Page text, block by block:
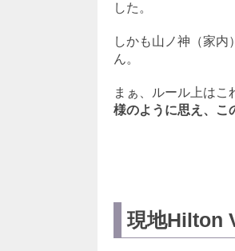
した。
しかも山ノ神（家
ん。
まぁ、ルール上はこ
様のように思え、こ
現地Hilton